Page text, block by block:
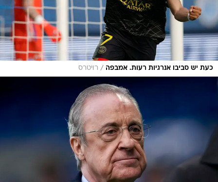
כעת יש סביבו אנרגיות רעות. אמבפה / רויטרס